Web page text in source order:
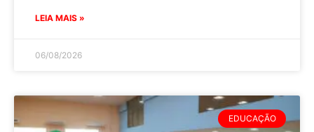
LEIA MAIS »
06/08/2026
EDUCAÇÃO